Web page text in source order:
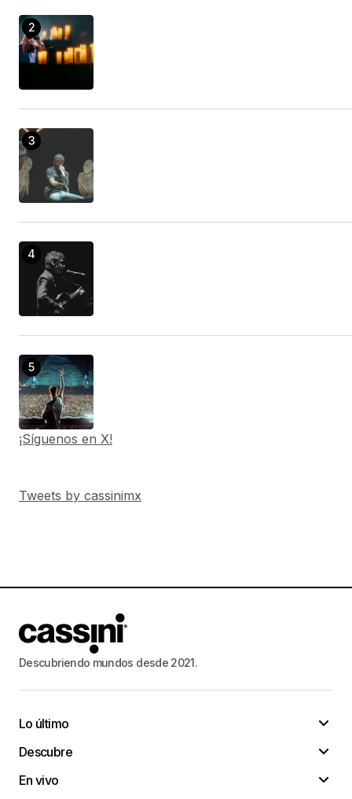
¡Síguenos en X!
Tweets by cassinimx
Descubriendo mundos desde 2021.
Lo último
Descubre
En vivo